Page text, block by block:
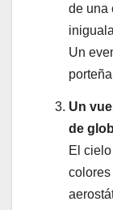
de una
Un
Un
de
El